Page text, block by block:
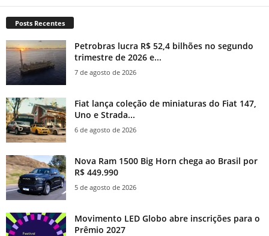
Posts Recentes
Petrobras lucra R$ 52,4 bilhões no segundo
trimestre de 2026 e...
7 de agosto de 2026
Fiat lança coleção de miniaturas do Fiat 147,
Uno e Strada...
6 de agosto de 2026
Nova Ram 1500 Big Horn chega ao Brasil por
R$ 449.990
5 de agosto de 2026
Movimento LED Globo abre inscrições para o
Prêmio 2027